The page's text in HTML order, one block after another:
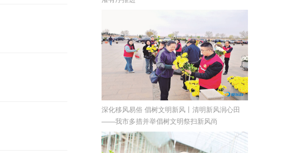
深化移风易俗 倡树文明新风丨清明新风润心田
——我市多措并举倡树文明祭扫新风尚